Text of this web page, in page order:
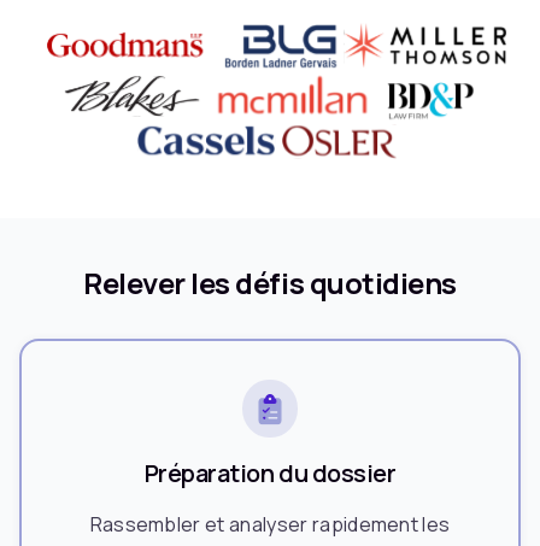
Relever les défis quotidiens
Préparation du dossier
Rassembler et analyser rapidement les